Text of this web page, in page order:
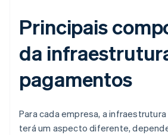
Principais
da
pagamentos
Para cada empresa, a
terá um aspecto diferente,